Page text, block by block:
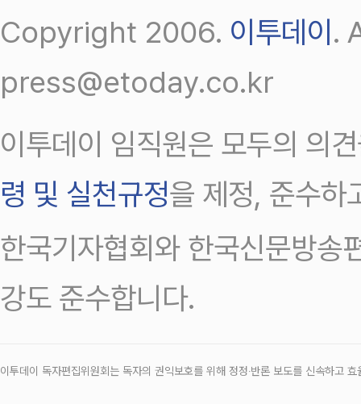
Copyright 2006. 이투데이 .
press@etoday.co.kr
이투데이 임직원은 모두의 의
령 및 실천규정을 제정, 준수하
한국기자협회와 한국신문방송
강도 준수합니다.
이투데이 독자편집위원회는 독자의 권익보호를 위해 정정‧반론 보도를 신속하고